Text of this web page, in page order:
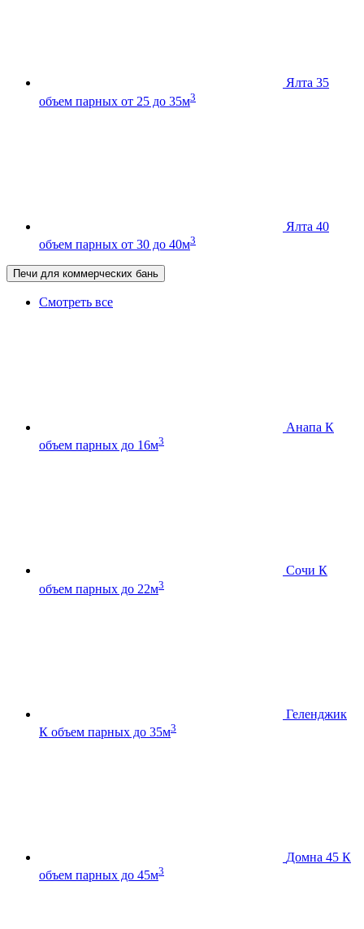
Ялта 35
объем парных от 25 до 35м3
Ялта 40
объем парных от 30 до 40м3
Печи для коммерческих бань
Смотреть все
Анапа К
объем парных до 16м3
Сочи К
объем парных до 22м3
Геленджик
К объем парных до 35м3
Домна 45 К
объем парных до 45м3